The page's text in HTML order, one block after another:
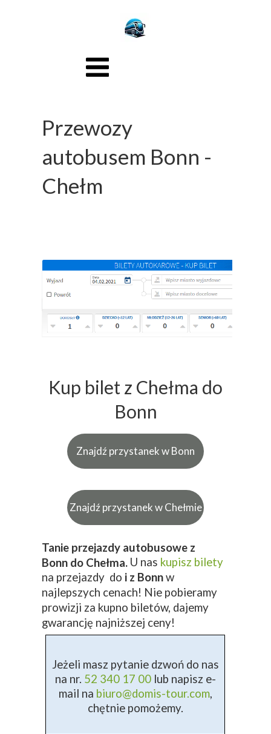
Znajdź przystanek w Bonn
Znajdź przystanek w Chełmie
Kup bilet z Chełma do
Bonn
Tanie przejazdy autobusowe z
Bonn do Chełma. U nas kupisz bilety
na przejazdy do i z Bonnw
najlepszych cenach! Nie pobieramy
prowizji za kupno biletów, dajemy
gwarancję najniższej ceny!
Jeżeli masz pytanie dzwoń do nas
na nr. 52 340 17 00lub napisz e-
mail na biuro@domis-tour.com,
chętnie pomożemy.
Przewozy
autobusem Bonn -
Chełm